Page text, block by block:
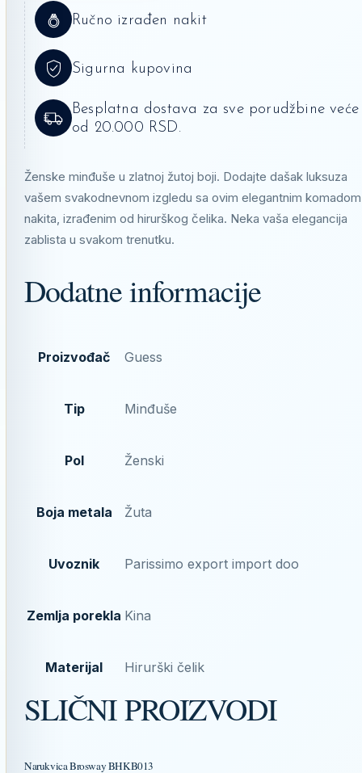
Ručno izrađen nakit
Sigurna kupovina
Besplatna dostava za sve porudžbine veće
od 20.000 RSD.
Ženske minđuše u zlatnoj žutoj boji. Dodajte dašak luksuza
vašem svakodnevnom izgledu sa ovim elegantnim komadom
nakita, izrađenim od hirurškog čelika. Neka vaša elegancija
zablista u svakom trenutku.
Dodatne informacije
Proizvođač Guess
Tip Minđuše
Pol Ženski
Boja metala Žuta
Uvoznik Parissimo export import doo
Zemlja porekla Kina
Materijal Hirurški čelik
SLIČNI PROIZVODI
Narukvica Brosway BHKB013